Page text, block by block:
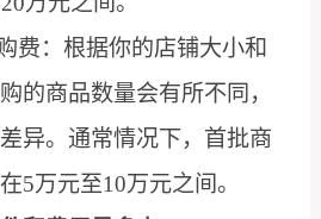
：根据你的店铺大小和
的商品数量会有所不同，
异。通常情况下，首批商
5万元至10万元之间。